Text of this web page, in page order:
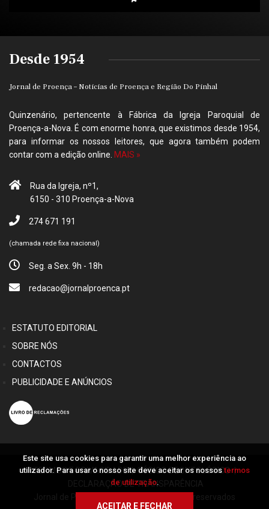
Desde 1954
Jornal de Proença – Noticias de Proença e Região Do Pinhal
Quinzenário, pertencente à Fábrica da Igreja Paroquial de
Proença-a-Nova. É com enorme honra, que existimos desde 1954,
para informar os nossos leitores, que agora também podem
contar com a edição online. MAIS »
Rua da Igreja, nº1,
6150 - 310 Proença-a-Nova
274 671 191
(chamada rede fixa nacional)
Seg. a Sex. 9h - 18h
redacao@jornalproenca.pt
ESTATUTO EDITORIAL
SOBRE NÓS
CONTACTOS
PUBLICIDADE E ANÚNCIOS
TERMOS E PRIVACIDADE| CÓDIGO DEONTOLÓGICO|
DECLARAÇÃO DE TRANSPARÊNCIA
Este site usa cookies para garantir uma melhor experiência ao
utilizador. Para usar o nosso site deve aceitar os nossostermos
de utilização.
ACEITAR E FECHAR